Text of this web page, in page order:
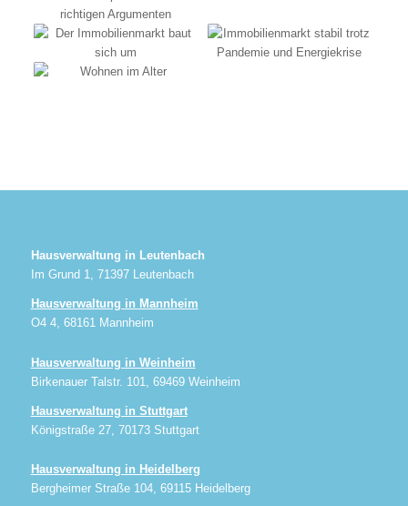
Hausverwaltung in Leutenbach
Im Grund 1, 71397 Leutenbach
Hausverwaltung in Mannheim
O4 4, 68161 Mannheim
Hausverwaltung in Weinheim
Birkenauer Talstr. 101, 69469 Weinheim
Hausverwaltung in Stuttgart
Königstraße 27, 70173 Stuttgart
Hausverwaltung in Heidelberg
Bergheimer Straße 104, 69115 Heidelberg